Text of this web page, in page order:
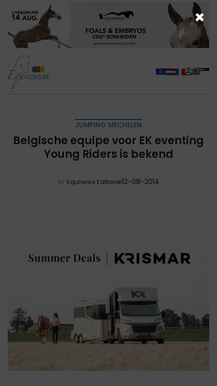
JUMPING MECHELEN
Belgische equipe voor EK eventing
Young Riders is bekend
BY Equnews Editorial12-08-2014
×